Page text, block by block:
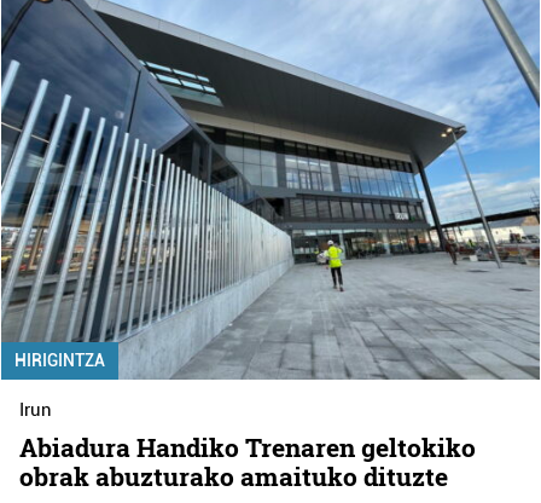
HIRIGINTZA
Irun
Abiadura Handiko Trenaren geltokiko
obrak abuzturako amaituko dituzte